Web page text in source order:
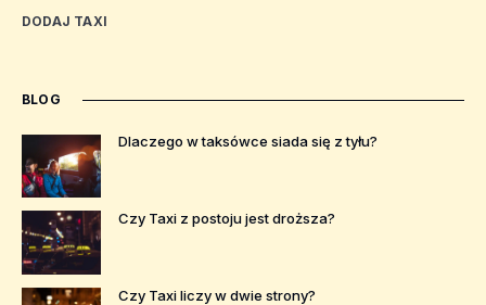
DODAJ TAXI
BLOG
Dlaczego w taksówce siada się z tyłu?
Czy Taxi z postoju jest droższa?
Czy Taxi liczy w dwie strony?